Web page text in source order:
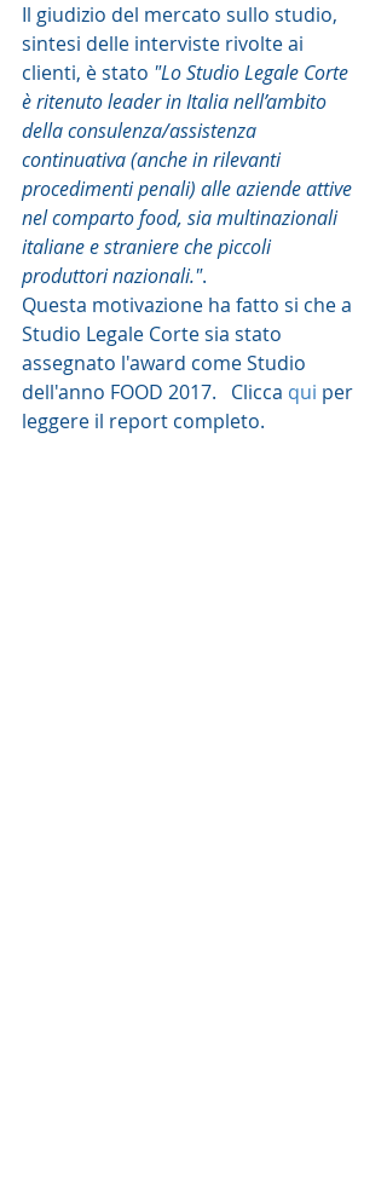
Il giudizio del mercato sullo studio,
sintesi delle interviste rivolte ai
clienti, è stato "Lo Studio Legale Corte
è ritenuto leader in Italia nell’ambito
della consulenza/assistenza
continuativa (anche in rilevanti
procedimenti penali) alle aziende attive
nel comparto food, sia multinazionali
italiane e straniere che piccoli
produttori nazionali.".
Questa motivazione ha fatto si che a
Studio Legale Corte sia stato
assegnato l'award come Studio
dell'anno FOOD 2017.   Clicca qui per
leggere il report completo.